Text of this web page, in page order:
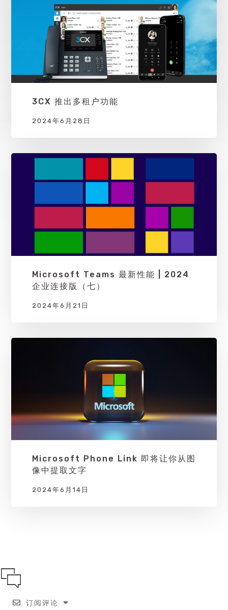
3CX 推出多租户功能
2024年6月28日
Microsoft Teams 最新性能 | 2024
企业连接版（七）
2024年6月21日
Microsoft Phone Link 即将让你从图
像中提取文字
2024年6月14日
订阅评论